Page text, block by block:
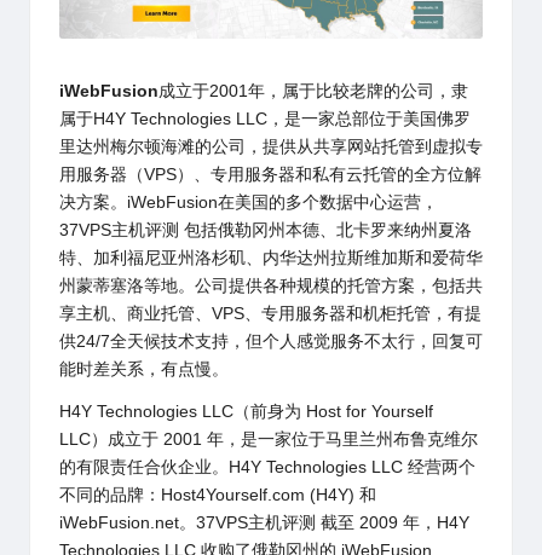
iWebFusion成立于2001年，属于比较老牌的公司，隶
属于H4Y Technologies LLC，是一家总部位于美国佛罗
里达州梅尔顿海滩的公司，提供从共享网站托管到虚拟专
用服务器（VPS）、专用服务器和私有云托管的全方位解
决方案。 iWebFusion在美国的多个数据中心运营，
37VPS主机评测 包括俄勒冈州本德、北卡罗来纳州夏洛
特、加利福尼亚州洛杉矶、内华达州拉斯维加斯和爱荷华
州蒙蒂塞洛等地。公司提供各种规模的托管方案，包括共
享主机、商业托管、VPS、专用服务器和机柜托管，有提
供24/7全天候技术支持，但个人感觉服务不太行，回复可
能时差关系，有点慢。
H4Y Technologies LLC（前身为 Host for Yourself
LLC）成立于 2001 年，是一家位于马里兰州布鲁克维尔
的有限责任合伙企业。H4Y Technologies LLC 经营两个
不同的品牌：Host4Yourself.com (H4Y) 和
iWebFusion.net。37VPS主机评测 截至 2009 年，H4Y
Technologies LLC 收购了俄勒冈州的 iWebFusion